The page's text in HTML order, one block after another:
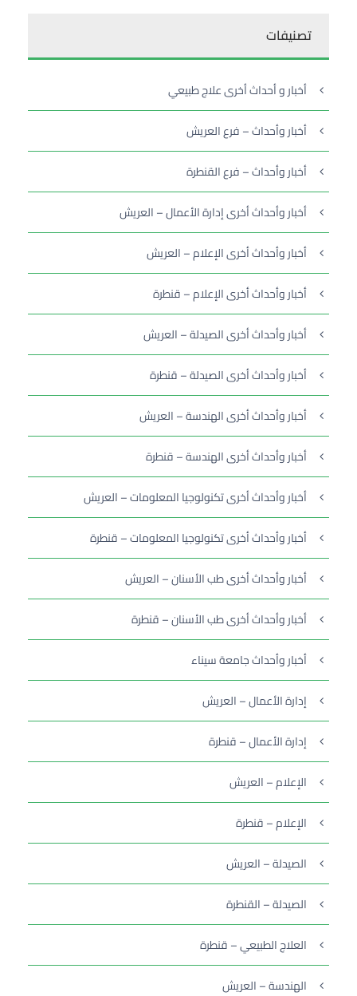
تصنيفات
أخبار و أحداث أخرى علاج طبيعي
أخبار وأحداث – فرع العريش
أخبار وأحداث – فرع القنطرة
أخبار وأحداث أخرى إدارة الأعمال – العريش
أخبار وأحداث أخرى الإعلام – العريش
أخبار وأحداث أخرى الإعلام – قنطرة
أخبار وأحداث أخرى الصيدلة – العريش
أخبار وأحداث أخرى الصيدلة – قنطرة
أخبار وأحداث أخرى الهندسة – العريش
أخبار وأحداث أخرى الهندسة – قنطرة
أخبار وأحداث أخرى تكنولوجيا المعلومات – العريش
أخبار وأحداث أخرى تكنولوجيا المعلومات – قنطرة
أخبار وأحداث أخرى طب الأسنان – العريش
أخبار وأحداث أخرى طب الأسنان – قنطرة
أخبار وأحداث جامعة سيناء
إدارة الأعمال – العريش
إدارة الأعمال – قنطرة
الإعلام – العريش
الإعلام – قنطرة
الصيدلة – العريش
الصيدلة – القنطرة
العلاج الطبيعي – قنطرة
الهندسة – العريش